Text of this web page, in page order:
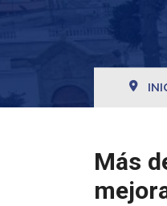
Más